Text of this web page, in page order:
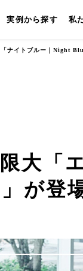
実例から探す 私
ナイトブルー｜Night
大「
が登